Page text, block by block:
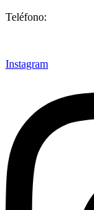
Teléfono:
Instagram